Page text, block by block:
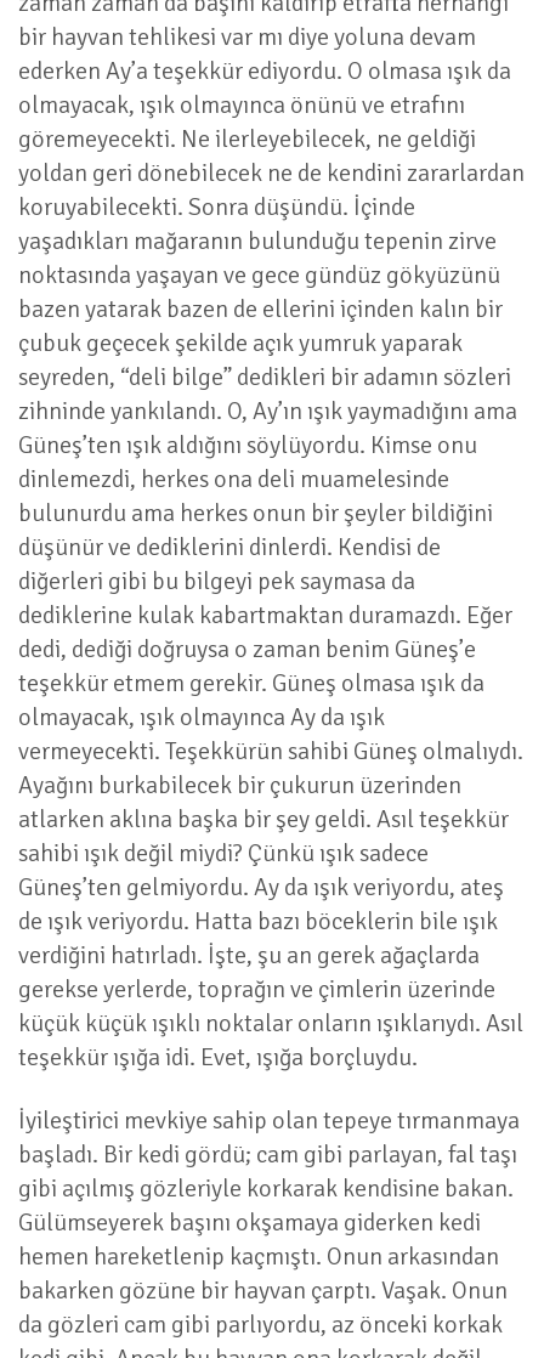
bir hayvan tehlikesi var mı diye yoluna devam
ederken Ay’a teşekkür ediyordu. O olmasa ışık da
olmayacak, ışık olmayınca önünü ve etrafını
göremeyecekti. Ne ilerleyebilecek, ne geldiği
yoldan geri dönebilecek ne de kendini zararlardan
koruyabilecekti. Sonra düşündü. İçinde
yaşadıkları mağaranın bulunduğu tepenin zirve
noktasında yaşayan ve gece gündüz gökyüzünü
bazen yatarak bazen de ellerini içinden kalın bir
çubuk geçecek şekilde açık yumruk yaparak
seyreden, “deli bilge” dedikleri bir adamın sözleri
zihninde yankılandı. O, Ay’ın ışık yaymadığını ama
Güneş’ten ışık aldığını söylüyordu. Kimse onu
dinlemezdi, herkes ona deli muamelesinde
bulunurdu ama herkes onun bir şeyler bildiğini
düşünür ve dediklerini dinlerdi. Kendisi de
diğerleri gibi bu bilgeyi pek saymasa da
dediklerine kulak kabartmaktan duramazdı. Eğer
dedi, dediği doğruysa o zaman benim Güneş’e
teşekkür etmem gerekir. Güneş olmasa ışık da
olmayacak, ışık olmayınca Ay da ışık
vermeyecekti. Teşekkürün sahibi Güneş olmalıydı.
Ayağını burkabilecek bir çukurun üzerinden
atlarken aklına başka bir şey geldi. Asıl teşekkür
sahibi ışık değil miydi? Çünkü ışık sadece
Güneş’ten gelmiyordu. Ay da ışık veriyordu, ateş
de ışık veriyordu. Hatta bazı böceklerin bile ışık
verdiğini hatırladı. İşte, şu an gerek ağaçlarda
gerekse yerlerde, toprağın ve çimlerin üzerinde
küçük küçük ışıklı noktalar onların ışıklarıydı. Asıl
teşekkür ışığa idi. Evet, ışığa borçluydu.
İyileştirici mevkiye sahip olan tepeye tırmanmaya
başladı. Bir kedi gördü; cam gibi parlayan, fal taşı
gibi açılmış gözleriyle korkarak kendisine bakan.
Gülümseyerek başını okşamaya giderken kedi
hemen hareketlenip kaçmıştı. Onun arkasından
bakarken gözüne bir hayvan çarptı. Vaşak. Onun
da gözleri cam gibi parlıyordu, az önceki korkak